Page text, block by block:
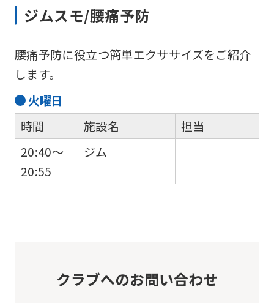
ジムスモ/腰痛予防
腰痛予防に役立つ簡単エクササイズをご紹介
します。
火曜日
時間
20:40～
20:55
施設名
ジム
担当
クラブへのお問い合わせ
the
content.
that
you
service.